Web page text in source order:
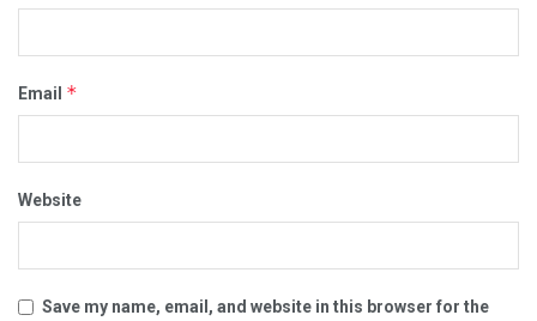
Email *
Website
Save my name, email, and website in this browser for the